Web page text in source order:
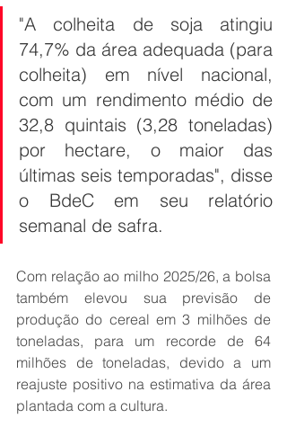
"A colheita de soja atingiu
74,7% da área adequada (para
colheita) em nível nacional,
com um rendimento médio de
32,8 quintais (3,28 toneladas)
por hectare, o maior das
últimas seis temporadas", disse
o BdeC em seu relatório
semanal de safra.
Com relação ao milho 2025/26, a bolsa
também elevou sua previsão de
produção do cereal em 3 milhões de
toneladas, para um recorde de 64
milhões de toneladas, devido a um
reajuste positivo na estimativa da área
plantada com a cultura.